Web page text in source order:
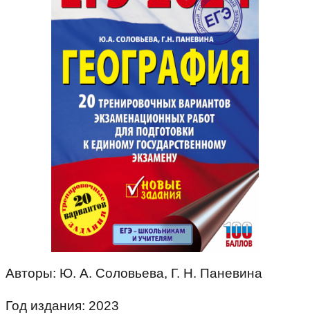
Авторы: Ю. А. Соловьева, Г. Н. Паневина
Год издания: 2023